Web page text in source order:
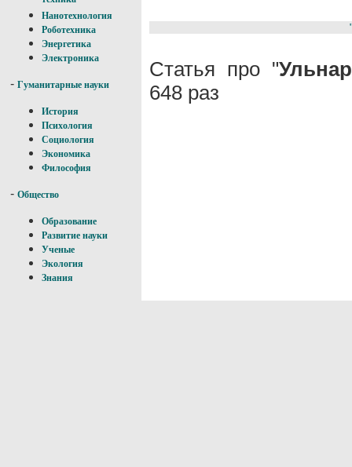
Нанотехнология
Роботехника
Энергетика
Электроника
- Гуманитарные науки
История
Психология
Социология
Экономика
Философия
- Общество
Образование
Развитие науки
Ученые
Экология
Знания
Статья про "
648 раз